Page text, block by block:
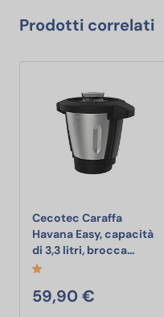
Prodotti correlati
Cecotec Caraffa
Havana Easy, capacità
di 3,3 litri, brocca…
59,90 €